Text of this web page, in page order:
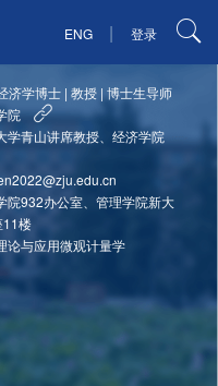
ENG | 登录
济学博士 |教授 |博士生导师
院
学青山讲席教授、经济学院
院932办公室、管理学院新大
11楼
论与应用微观计量学